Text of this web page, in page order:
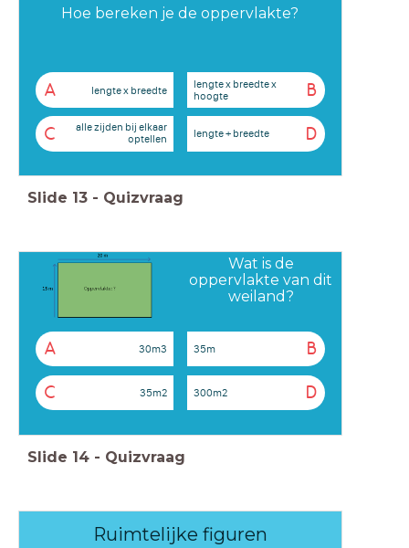
Hoe bereken je de oppervlakte?
A lengte x breedte B
lengte x breedte x
hoogte
C
alle zijden bij elkaar
optellen
D
lengte + breedte
Slide 13 - Quizvraag
Wat is de
oppervlakte van dit
weiland?
A 30m3 B
35m
C 35m2 D
300m2
Slide 14 - Quizvraag
Ruimtelijke figuren